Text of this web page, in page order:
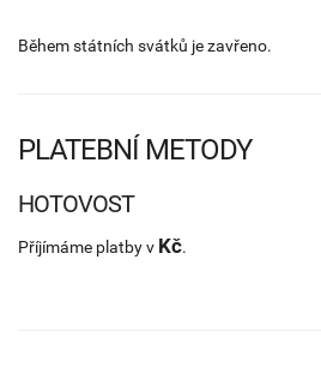
Během státních svátků je zavřeno.
PLATEBNÍ METODY
HOTOVOST
Příjímáme platby v Kč.